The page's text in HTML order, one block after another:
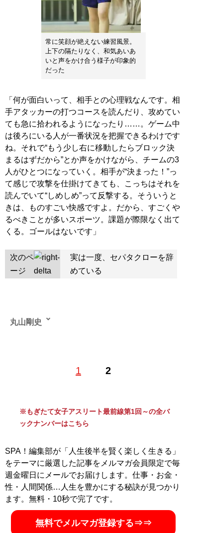
常に笑顔が絶えない練習風景。
上下の隔たりなく、和気あいあ
いと声をかけ合う様子が印象的
だった
「何が面白いって、相手との心理戦なんです。相
手アタッカーの打つコースを読んだり、攻めてい
ても急に拾われるようになったり……。ゲーム中
は後ろにいる人が一番状況を把握できるわけです
ね。それで“もう少し右に移動したらブロック決
まるはずだから”とか声をかけながら、チームの3
人がひとつになっていく。相手が“決まった！”っ
て感じで攻撃を仕掛けてきても、こっちはそれを
読んでいて“しめしめ”って反撃する。そういうと
きは、ものすごい快感ですよ。だから、すごくや
るべきことが多いスポーツ。課題が際限なく出て
くる。ゴールはないです」
次のペ
ージ
実は一度、セパタクローを辞
めている
1 2
丸山剛史
※もぎたて女子アスリート最前線第1回～の全バ
ックナンバーはこちら
SPA！編集部が「人生後半を賢く楽しく生きる」
をテーマに厳選した記事をメルマガ会員限定で毎
週金曜日にメールでお届けします。仕事・お金・
性・人間関係…人生を豊かにする秘訣が見つかり
ます。無料・10秒で完了です。
無料でメルマガ登録する⇒⇒